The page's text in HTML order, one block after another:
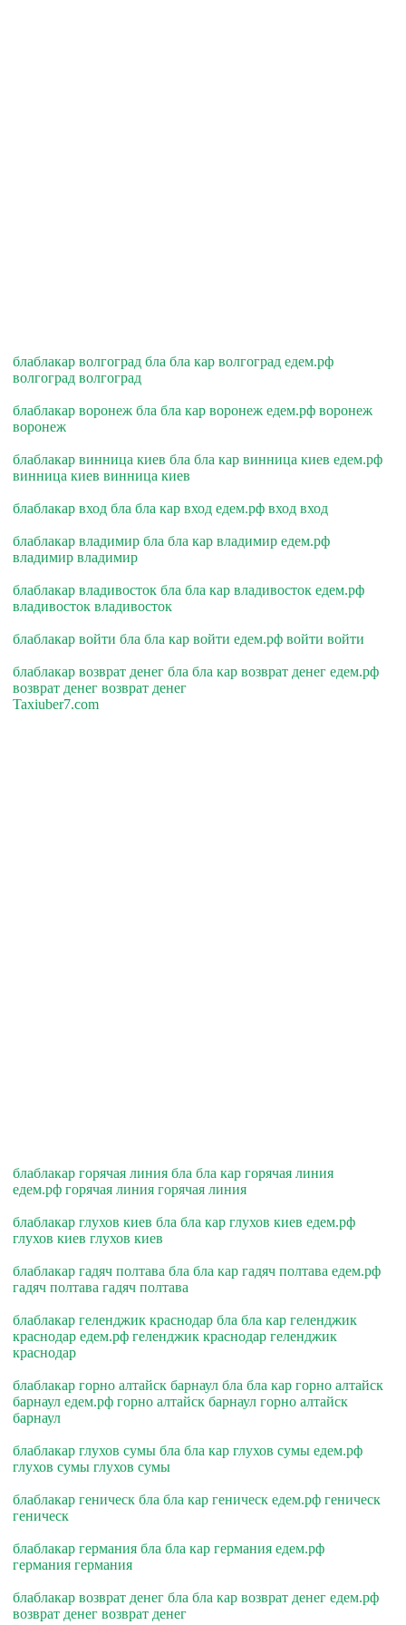
блаблакар волгоград бла бла кар волгоград едем.рф
волгоград волгоград
блаблакар воронеж бла бла кар воронеж едем.рф воронеж
воронеж
блаблакар винница киев бла бла кар винница киев едем.рф
винница киев винница киев
блаблакар вход бла бла кар вход едем.рф вход вход
блаблакар владимир бла бла кар владимир едем.рф
владимир владимир
блаблакар владивосток бла бла кар владивосток едем.рф
владивосток владивосток
блаблакар войти бла бла кар войти едем.рф войти войти
блаблакар возврат денег бла бла кар возврат денег едем.рф
возврат денег возврат денег
Taxiuber7.com
блаблакар горячая линия бла бла кар горячая линия
едем.рф горячая линия горячая линия
блаблакар глухов киев бла бла кар глухов киев едем.рф
глухов киев глухов киев
блаблакар гадяч полтава бла бла кар гадяч полтава едем.рф
гадяч полтава гадяч полтава
блаблакар геленджик краснодар бла бла кар геленджик
краснодар едем.рф геленджик краснодар геленджик
краснодар
блаблакар горно алтайск барнаул бла бла кар горно алтайск
барнаул едем.рф горно алтайск барнаул горно алтайск
барнаул
блаблакар глухов сумы бла бла кар глухов сумы едем.рф
глухов сумы глухов сумы
блаблакар геническ бла бла кар геническ едем.рф геническ
геническ
блаблакар германия бла бла кар германия едем.рф
германия германия
блаблакар возврат денег бла бла кар возврат денег едем.рф
возврат денег возврат денег